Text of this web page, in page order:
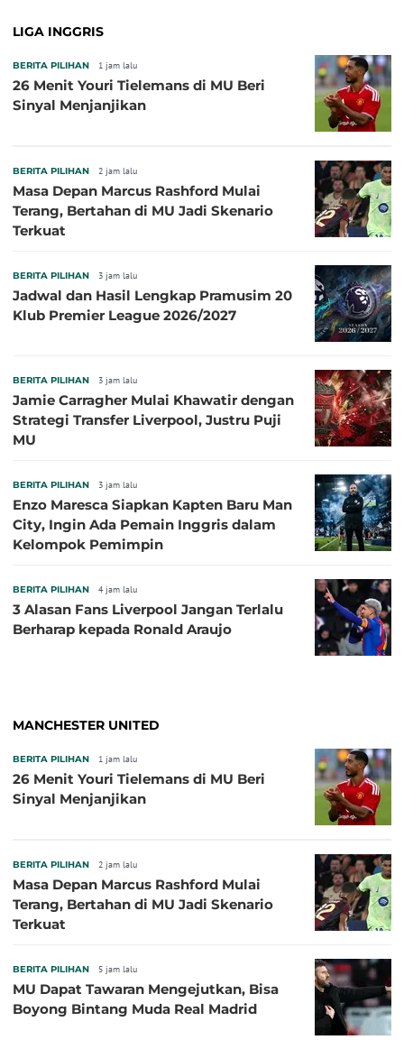
LIGA INGGRIS
BERITA PILIHAN 1 jam lalu
26 Menit Youri Tielemans di MU Beri
Sinyal Menjanjikan
BERITA PILIHAN 2 jam lalu
Masa Depan Marcus Rashford Mulai
Terang, Bertahan di MU Jadi Skenario
Terkuat
BERITA PILIHAN 3 jam lalu
Jadwal dan Hasil Lengkap Pramusim 20
Klub Premier League 2026/2027
BERITA PILIHAN 3 jam lalu
Jamie Carragher Mulai Khawatir dengan
Strategi Transfer Liverpool, Justru Puji
MU
BERITA PILIHAN 3 jam lalu
Enzo Maresca Siapkan Kapten Baru Man
City, Ingin Ada Pemain Inggris dalam
Kelompok Pemimpin
BERITA PILIHAN 4 jam lalu
3 Alasan Fans Liverpool Jangan Terlalu
Berharap kepada Ronald Araujo
MANCHESTER UNITED
BERITA PILIHAN 1 jam lalu
26 Menit Youri Tielemans di MU Beri
Sinyal Menjanjikan
BERITA PILIHAN 2 jam lalu
Masa Depan Marcus Rashford Mulai
Terang, Bertahan di MU Jadi Skenario
Terkuat
BERITA PILIHAN 5 jam lalu
MU Dapat Tawaran Mengejutkan, Bisa
Boyong Bintang Muda Real Madrid